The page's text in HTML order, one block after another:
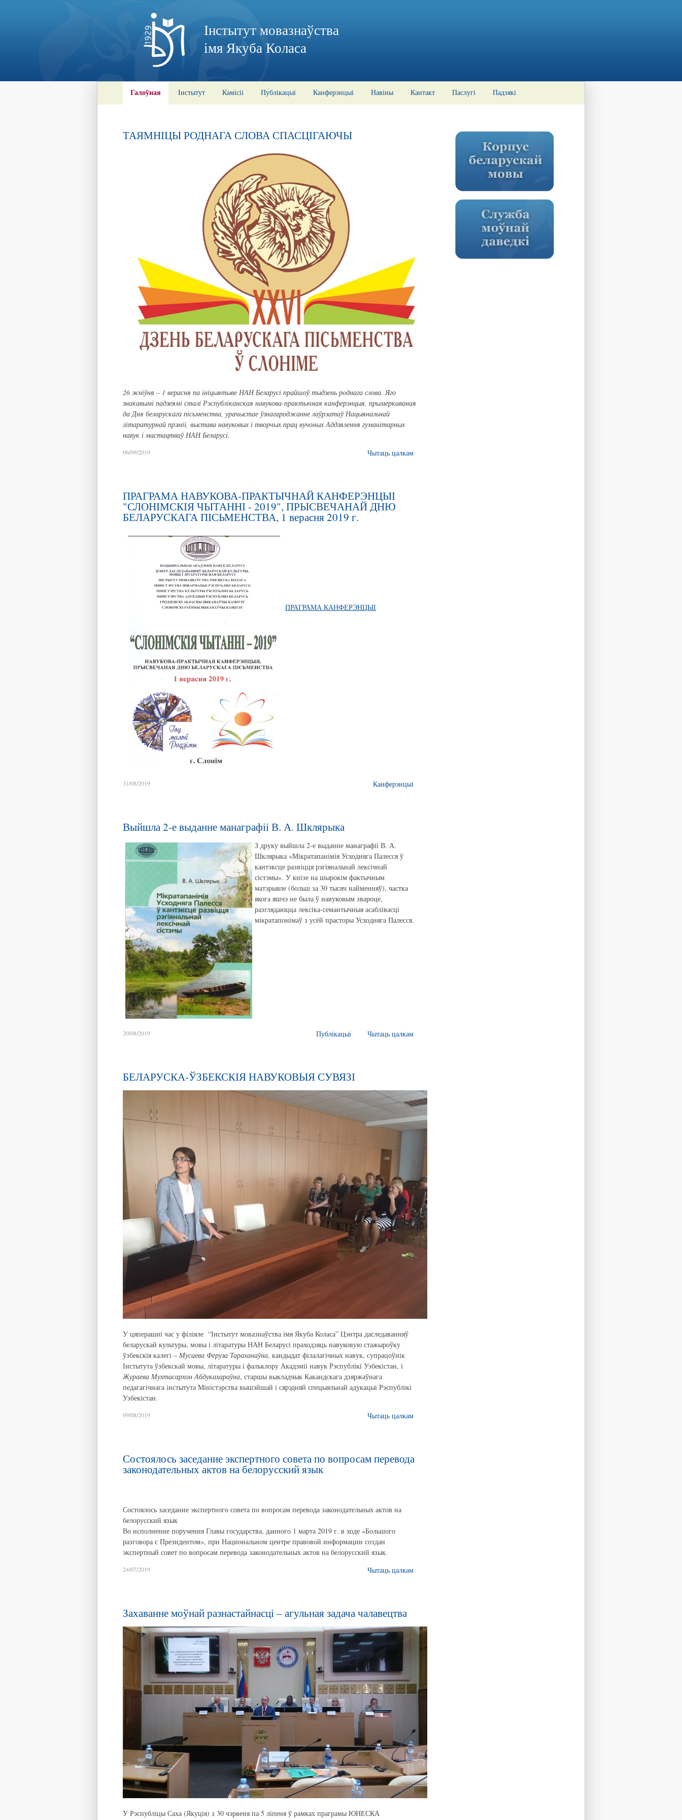
Інстытут мовазнаўства
імя Якуба Коласа
Галоўная Інстытут Камісіі Публікацыі Канферэнцыі Навіны Кантакт Паслугі Падзякі
ТАЯМНІЦЫ РОДНАГА СЛОВА СПАСЦІГАЮЧЫ
26 жніўня – 1 верасня па ініцыятыве НАН Беларусі прайшоў тыдзень роднага слова. Яго
знакавымі падзеямі сталі Рэспубліканская навукова-практычная канферэнцыя, прымеркаваная
да Дня беларускага пісьменства, урачыстае ўзнагароджанне лаўрэатаў Нацыянальнай
літаратурнай прэміі, выстава навуковых і творчых прац вучоных Аддзялення гуманітарных
навук і мастацтваў НАН Беларусі.
06/09/2019 Чытаць цалкам
ПРАГРАМА НАВУКОВА-ПРАКТЫЧНАЙ КАНФЕРЭНЦЫІ
"СЛОНІМСКІЯ ЧЫТАННІ - 2019", ПРЫСВЕЧАНАЙ ДНЮ
БЕЛАРУСКАГА ПІСЬМЕНСТВА, 1 верасня 2019 г.
ПРАГРАМА КАНФЕРЭНЦЫІ
31/08/2019 Канферэнцыі
Выйшла 2-е выданне манаграфіі В. А. Шклярыка
З друку выйшла 2-е выданне манаграфіі В. А.
Шклярыка «Мікратапанімія Усходняга Палесся ў
кантэксце развіцця рэгіянальнай лексічнай
сістэмы». У кнізе на шырокім фактычным
матэрыяле (больш за 30 тысяч найменняў), частка
якога яшчэ не была ў навуковым звароце,
разглядаюцца лексіка-семантычныя асаблівасці
мікратапонімаў з усёй прасторы Усходняга Палесся.
20/08/2019 Публікацыі Чытаць цалкам
БЕЛАРУСКА-ЎЗБЕКСКІЯ НАВУКОВЫЯ СУВЯЗІ
У цяперашні час у філіяле “Інстытут мовазнаўства імя Якуба Коласа” Цэнтра даследаванняў
беларускай культуры, мовы і літаратуры НАН Беларусі праходзяць навуковую стажыроўку
ўзбекскія калегі – Мусаева Феруза Тараханаўна, кандыдат філалагічных навук, супрацоўнік
Інстытута ўзбекскай мовы, літаратуры і фальклору Акадэміі навук Рэспублікі Узбекістан, і
Жураева Мухтасархон Абдукахараўна, старшы выкладчык Какандскага дзяржаўнага
педагагічнага інстытута Міністэрства вышэйшай і сярэдняй спецыяльнай адукацыі Рэспублікі
Узбекістан.
09/08/2019 Чытаць цалкам
Состоялось заседание экспертного совета по вопросам перевода
законодательных актов на белорусский язык
Состоялось заседание экспертного совета по вопросам перевода законодательных актов на
белорусский язык
Во исполнение поручения Главы государства, данного 1 марта 2019 г. в ходе «Большого
разговора с Президентом», при Национальном центре правовой информации создан
экспертный совет по вопросам перевода законодательных актов на белорусский язык.
24/07/2019 Чытаць цалкам
Захаванне моўнай разнастайнасці – агульная задача чалавецтва
У Рэспубліцы Саха (Якуція) з 30 чэрвеня па 5 ліпеня ў рамках праграмы ЮНЕСКА